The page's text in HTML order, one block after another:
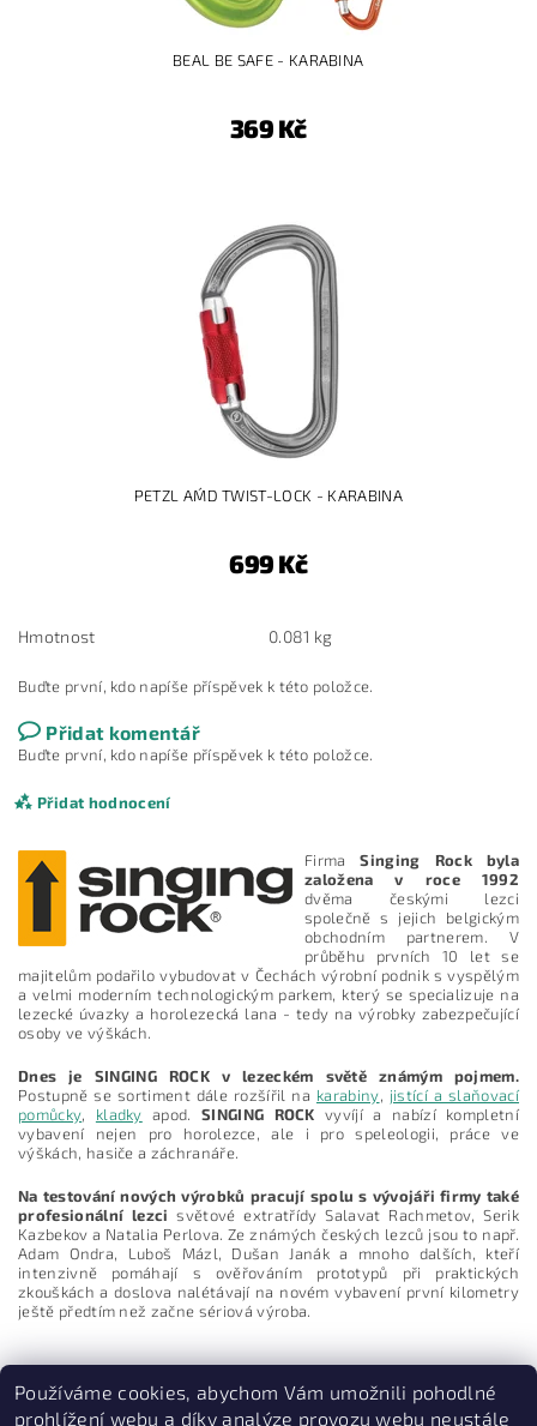
BEAL BE SAFE - KARABINA
369 Kč
PETZL AM´D TWIST-LOCK - KARABINA
699 Kč
Hmotnost 0.081 kg
Buďte první, kdo napíše příspěvek k této položce.
Přidat komentář
Buďte první, kdo napíše příspěvek k této položce.
Přidat hodnocení
osobních údajů
FirmaSinging Rock byla
založena v roce 1992
dvěma českými lezci
společně s jejich belgickým
obchodním partnerem. V
průběhu prvních 10 let se
majitelům podařilo vybudovat v Čechách výrobní podnik s vyspělým
a velmi moderním technologickým parkem, který se specializuje na
lezecké úvazky a horolezecká lana - tedy na výrobky zabezpečující
osoby ve výškách.
Dnes je SINGING ROCK v lezeckém světě známým pojmem.
Postupně se sortiment dále rozšířil na karabiny, jistící a slaňovací
pomůcky, kladky apod. SINGING ROCK vyvíjí a nabízí kompletní
vybavení nejen pro horolezce, ale i pro speleologii, práce ve
výškách, hasiče a záchranáře.
Na testování nových výrobků pracují spolu s vývojáři firmy také
profesionální lezci světové extratřídy Salavat Rachmetov, Serik
Kazbekov a Natalia Perlova. Ze známých českých lezců jsou to např.
Adam Ondra, Luboš Mázl, Dušan Janák a mnoho dalších, kteří
intenzivně pomáhají s ověřováním prototypů při praktických
zkouškách a doslova nalétávají na novém vybavení první kilometry
ještě předtím než začne sériová výroba.
Používáme cookies, abychom Vám umožnili pohodlné
prohlížení webu a díky analýze provozu webu neustále